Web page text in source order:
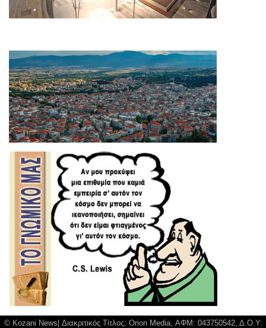
© Kozani News| Διακριτικός Τίτλος: Orion Media, ΑΦΜ: 043750542, Δ.Ο.Υ: